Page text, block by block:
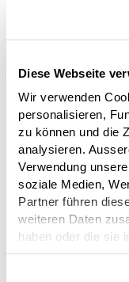
Diese Webseite
Wir verwenden
personalisieren,
zu können und die
analysieren.
Verwendung
soziale Medien,
Partner führen
weiteren Daten
haben oder die sie
gesammelt haben.
Medizintechnik &